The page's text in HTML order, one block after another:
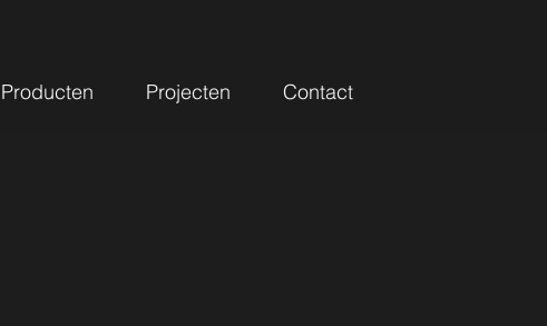
Producten Projecten Contact